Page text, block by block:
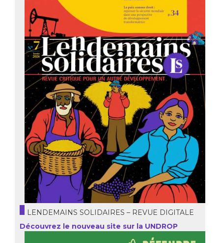
LENDEMAINS SOLIDAIRES – REVUE DIGITALE
Découvrez le nouveau site sur la UNDROP